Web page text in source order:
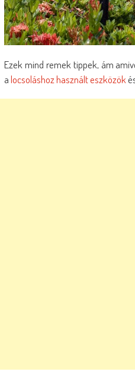
Ezek mind remek tippek, ám
alocsoláshoz használt eszközök